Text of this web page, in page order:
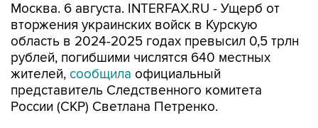
Москва. 6 августа. INTERFAX.RU - Ущерб от
вторжения украинских войск в Курскую
область в 2024-2025 годах превысил 0,5 трлн
рублей, погибшими числятся 640 местных
жителей, сообщила официальный
представитель Следственного комитета
России (СКР) Светлана Петренко.